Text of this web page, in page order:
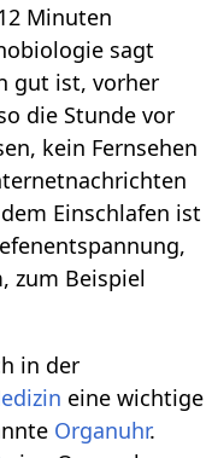
Minuten
sagt
gut ist, vorher
die Stunde vor
kein Fernsehen
Einschlafen ist
zum Beispiel
in der
eine wichtige
Organuhr.